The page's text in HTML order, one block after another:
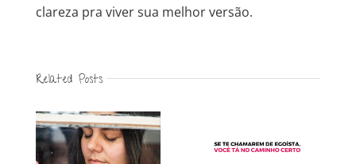
clareza pra viver sua melhor versão.
Related Posts